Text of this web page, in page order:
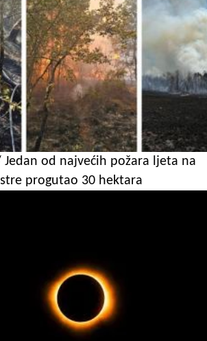
/ Jedan od najvećih požara ljeta na
progutao 30 hektara